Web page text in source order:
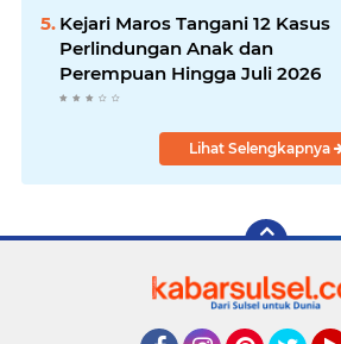
Kejari Maros Tangani 12 Kasus
Perlindungan Anak dan
Perempuan Hingga Juli 2026
Lihat Selengkapnya